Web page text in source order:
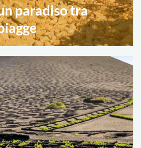
paradiso tra